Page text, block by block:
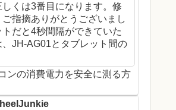
しくは3番目になります。修
指摘ありがとうございまし
だと4秒間隔ができていた
、JH-AG01とタブレット間の
ンの消費電力を安全に測る方